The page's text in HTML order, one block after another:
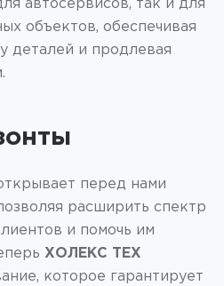
автосервисов, так и для
объектов, обеспечивая
деталей и продлевая
перед нами
расширить спектр
и помочь им
ХОЛЕКС ТЕХ
которое гарантирует